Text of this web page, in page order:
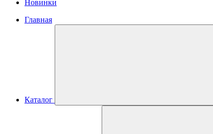
Новинки
Главная
Каталог